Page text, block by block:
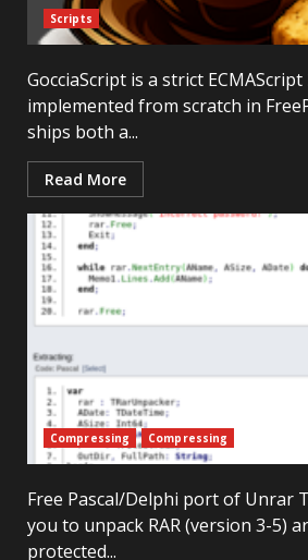
Scripts
GocciaScript is a strict
implemented from scratch in
ships both a...
Read More
Compressing Compressing
Free Pascal/Delphi port of Unrar
you to unpack RAR (version 3-5)
protected...